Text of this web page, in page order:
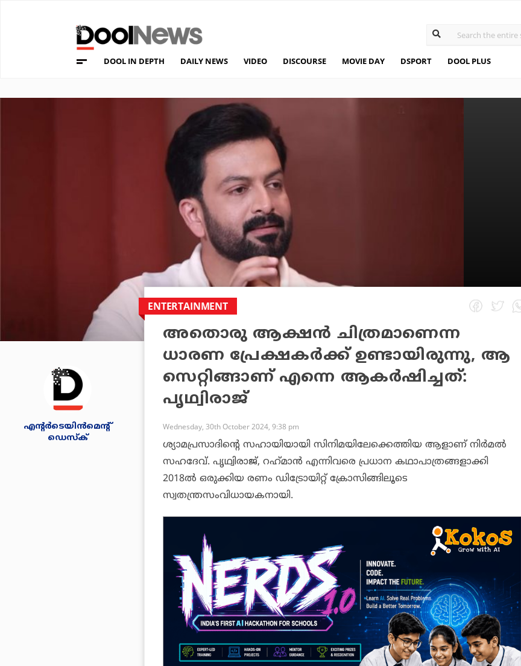
DOOL IN DEPTH DAILY NEWS VIDEO DISCOURSE MOVIE DAY DSPORT DOOL PLUS
എന്റര്‍ടെയിന്‍മെന്റ്
ഡെസ്‌ക്
ENTERTAINMENT
അതൊരു ആക്ഷൻ ചിത്രമാണെന്ന
ധാരണ പ്രേക്ഷകർക്ക് ഉണ്ടായിരുന്നു, ആ
സെറ്റിങ്ങാണ് എന്നെ ആകർഷിച്ചത്:
പൃഥ്വിരാജ്
Wednesday, 30th October 2024, 9:38 pm
ശ്യാമപ്രസാദിന്റെ സഹായിയായി സിനിമയിലേക്കെത്തിയ ആളാണ് നിര്‍മല്‍
സഹദേവ്. പൃഥ്വിരാജ്, റഹ്‌മാന്‍ എന്നിവരെ പ്രധാന കഥാപാത്രങ്ങളാക്കി
2018ല്‍ ഒരുക്കിയ രണം ഡിട്രോയിറ്റ് ക്രോസിങ്ങിലൂടെ
സ്വതന്ത്രസംവിധായകനായി.